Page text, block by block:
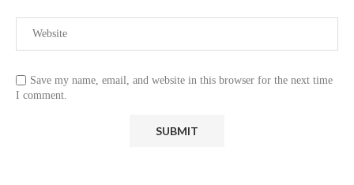
Save my name, email, and website in this browser for the next time
I comment.